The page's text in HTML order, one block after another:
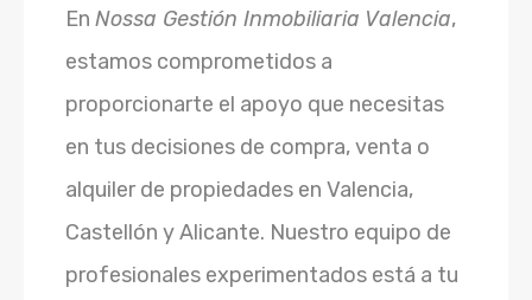
En Nossa Gestión Inmobiliaria Valencia,
estamos comprometidos a
proporcionarte el apoyo que necesitas
en tus decisiones de compra, venta o
alquiler de propiedades en Valencia,
Castellón y Alicante. Nuestro equipo de
profesionales experimentados está a tu